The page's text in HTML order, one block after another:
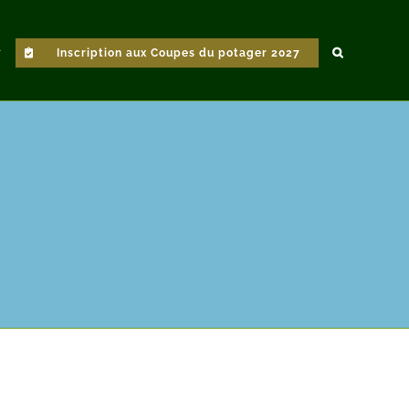
Inscription aux Coupes du potager 2027